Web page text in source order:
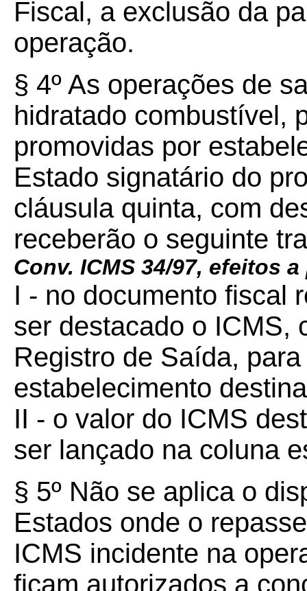
Fiscal, a exclusão da
operação.
§ 4º As operações de
hidratado combustível,
promovidas por
Estado signatário do
cláusula quinta, com
receberão o seguinte
Conv. ICMS 34/97, efeitos
I - no documento fiscal
ser destacado o ICMS,
Registro de Saída,
estabelecimento
II - o valor do ICMS
ser lançado na coluna
§ 5º Não se aplica o
Estados onde o
ICMS incidente na
ficam autorizados a